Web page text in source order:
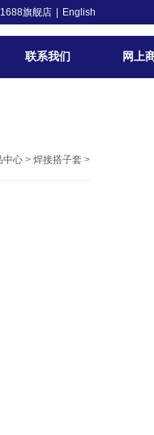
联系我们 网上
1688旗舰店 English
中心> 焊接搭子套 >